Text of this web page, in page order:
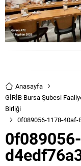
Anasayfa
GİRİB Bursa Şubesi
Birliği
0f089056-1178-40af-